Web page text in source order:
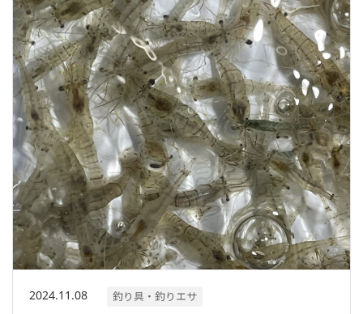
2024.11.08 釣り具・釣りエサ